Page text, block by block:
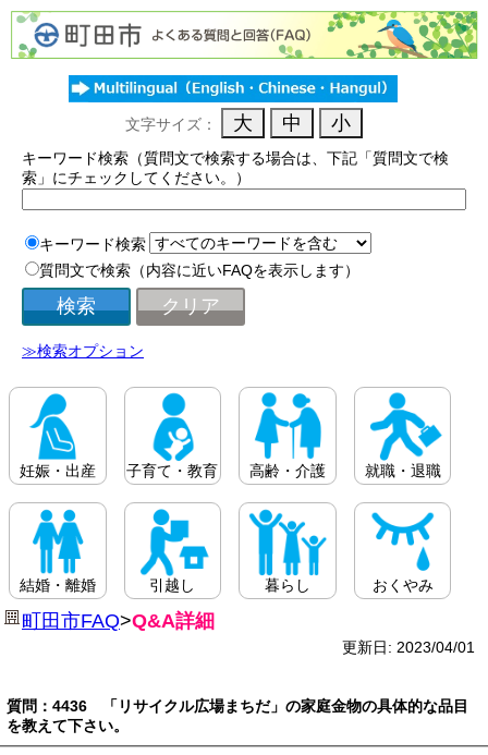
文字サイズ：
キーワード検索（質問文で検索する場合は、下記「質問文で検
索」にチェックしてください。）
キーワード検索
質問文で検索（内容に近いFAQを表示します）
≫検索オプション
妊娠・出産 子育て・教育 高齢・介護 就職・退職
結婚・離婚 引越し 暮らし おくやみ
町田市FAQ>Q&A詳細
更新日: 2023/04/01
質問：4436 「リサイクル広場まちだ」の家庭金物の具体的な品目
を教えて下さい。